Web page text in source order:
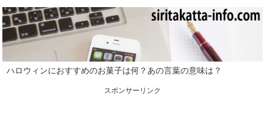
ハロウィンにおすすめのお菓子は何？あの言葉の意味は？
スポンサーリンク